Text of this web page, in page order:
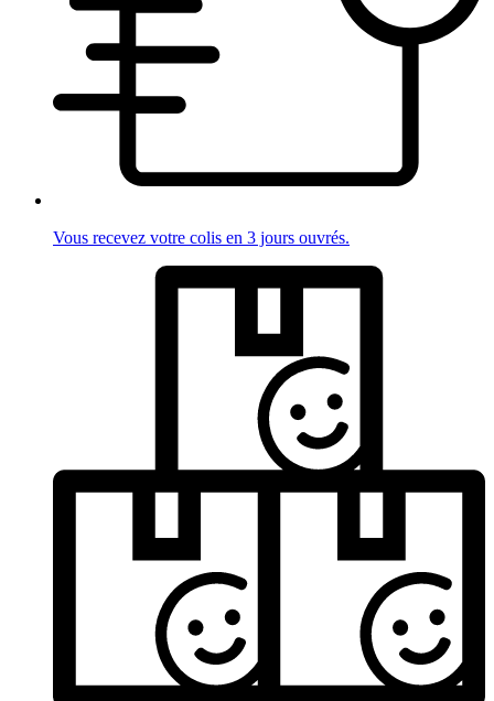
Vous recevez votre colis en 3 jours ouvrés.